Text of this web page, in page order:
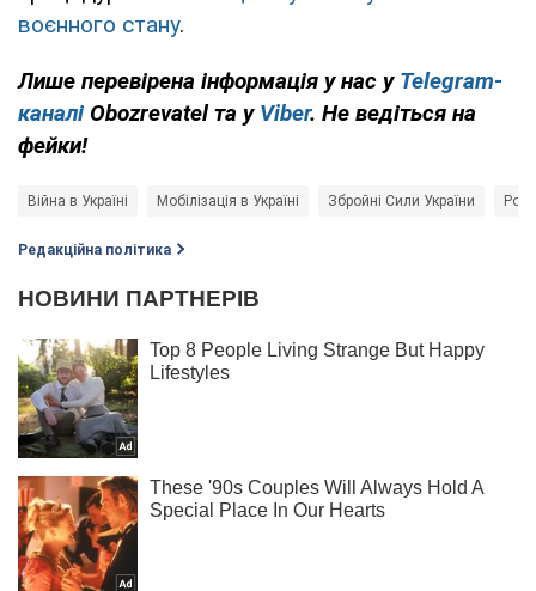
воєнного стану.
Лише перевірена інформація у нас у Telegram-
каналі Obozrevatel та у Viber. Не ведіться на
фейки!
Війна в Україні Мобілізація в Україні Збройні Сили України
Редакційна політика